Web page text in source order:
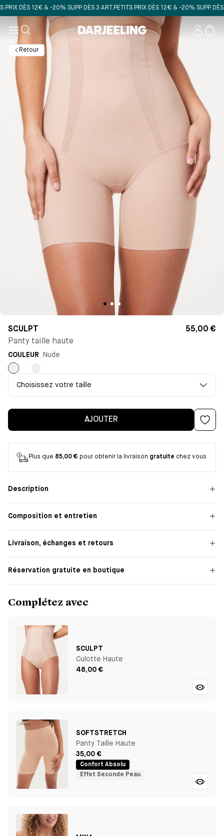
DÈS 12€ & -20% SUPP. DÈS 3 ART.PETITS PRIX DÈS 12€ & -20% SUPP. DÈS 3
Mon
Retour
SCULPT
Panty taille haute
55,00 €
COULEUR Nude
Nude Noir
Choisissez votre taille
AJOUTER
Plus que 85,00 € pour obtenir la livraison gratuite chez vous
Description
Composition et entretien
Livraison, échanges et retours
Réservation gratuite en boutique
Complétez avec
SCULPT
Culotte Haute
48,00 €
SOFTSTRETCH
Panty Taille Haute
35,00 €
Confort Absolu
Effet Seconde Peau